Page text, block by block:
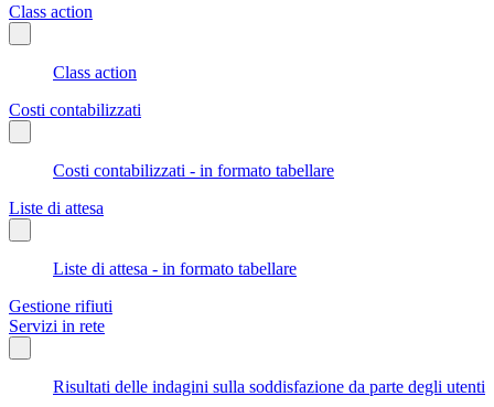
Class action
Class action
Costi contabilizzati
Costi contabilizzati - in formato tabellare
Liste di attesa
Liste di attesa - in formato tabellare
Gestione rifiuti
Servizi in rete
Risultati delle indagini sulla soddisfazione da parte degli utenti